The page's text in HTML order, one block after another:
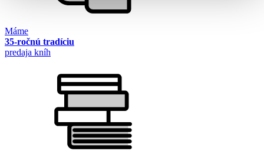
Máme
35-ročnú tradíciu
predaja kníh